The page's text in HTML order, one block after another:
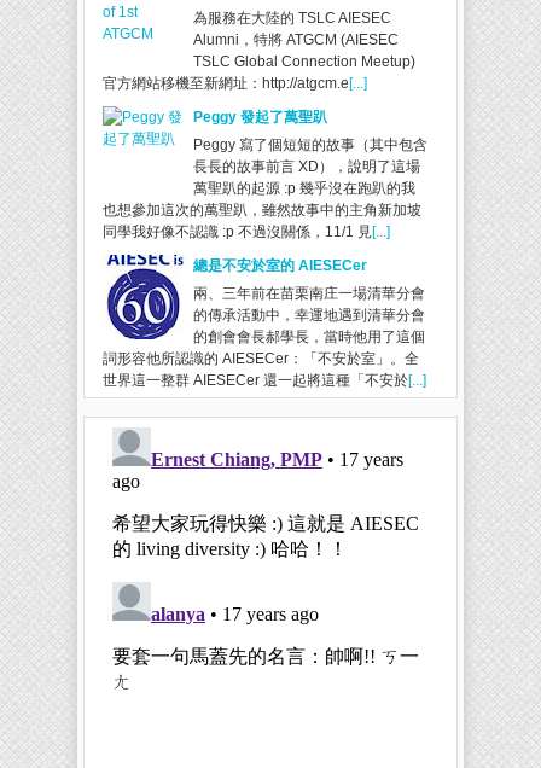
為服務在大陸的 TSLC AIESEC
Alumni，特將 ATGCM (AIESEC
TSLC Global Connection Meetup)
官方網站移機至新網址：http://atgcm.e[...]
Peggy 發起了萬聖趴
Peggy 寫了個短短的故事（其中包含
長長的故事前言 XD），說明了這場
萬聖趴的起源 :p 幾乎沒在跑趴的我
也想參加這次的萬聖趴，雖然故事中的主角新加坡
同學我好像不認識 :p 不過沒關係，11/1 見[...]
總是不安於室的 AIESECer
兩、三年前在苗栗南庄一場清華分會
的傳承活動中，幸運地遇到清華分會
的創會會長郝學長，當時他用了這個
詞形容他所認識的 AIESECer：「不安於室」。全
世界這一整群 AIESECer 還一起將這種「不安於[...]